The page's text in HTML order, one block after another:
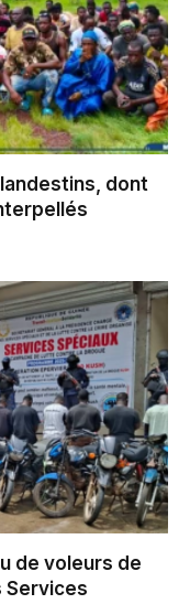
dont
de voleurs de
Services